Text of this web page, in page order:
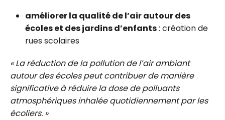
améliorer la qualité de l’air autour des
écoles et des jardins d’enfants: création de
rues scolaires
« La réduction de la pollution de l’air ambiant
autour des écoles peut contribuer de manière
significative à réduire la dose de polluants
atmosphériques inhalée quotidiennement par les
écoliers. »